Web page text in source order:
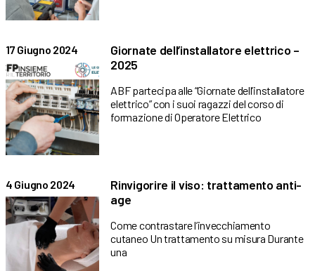
17 Giugno 2024
Giornate dell’installatore elettrico –
2025
ABF partecipa alle “Giornate dell’installatore
elettrico” con i suoi ragazzi del corso di
formazione di Operatore Elettrico
4 Giugno 2024
Rinvigorire il viso: trattamento anti-
age
Come contrastare l’invecchiamento
cutaneo Un trattamento su misura Durante
una